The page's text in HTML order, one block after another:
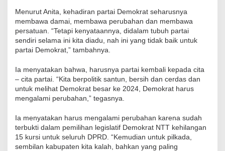
Menurut Anita, kehadiran partai Demokrat seharusnya
membawa damai, membawa perubahan dan membawa
persatuan. “Tetapi kenyataannya, didalam tubuh partai
sendiri selama ini kita diadu, nah ini yang tidak baik untuk
partai Demokrat,” tambahnya.
Ia menyatakan bahwa, harusnya partai kembali kepada cita
– cita partai. “Kita berpolitik santun, bersih dan cerdas dan
untuk melihat Demokrat besar ke 2024, Demokrat harus
mengalami perubahan,” tegasnya.
Ia menyatakan harus mengalami perubahan karena sudah
terbukti dalam pemilihan legislatif Demokrat NTT kehilangan
15 kursi untuk seluruh DPRD. “Kemudian untuk pilkada,
sembilan kabupaten kita kalah, bahkan yang paling